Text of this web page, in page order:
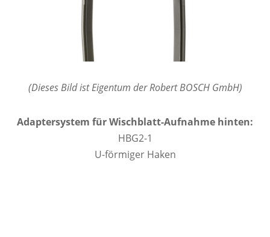
(Dieses Bild ist Eigentum der Robert BOSCH GmbH)
Adaptersystem für Wischblatt-Aufnahme hinten:
HBG2-1
U-förmiger Haken